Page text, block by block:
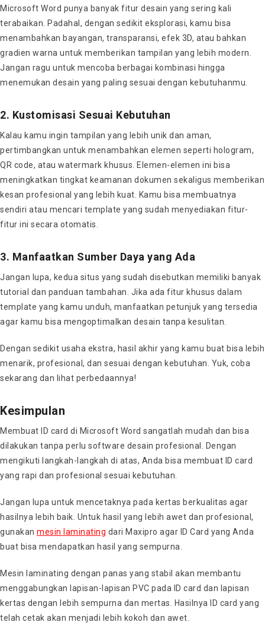
Microsoft Word punya banyak fitur desain yang sering kali
terabaikan. Padahal, dengan sedikit eksplorasi, kamu bisa
menambahkan bayangan, transparansi, efek 3D, atau bahkan
gradien warna untuk memberikan tampilan yang lebih modern.
Jangan ragu untuk mencoba berbagai kombinasi hingga
menemukan desain yang paling sesuai dengan kebutuhanmu.
2. Kustomisasi Sesuai Kebutuhan
Kalau kamu ingin tampilan yang lebih unik dan aman,
pertimbangkan untuk menambahkan elemen seperti hologram,
QR code, atau watermark khusus. Elemen-elemen ini bisa
meningkatkan tingkat keamanan dokumen sekaligus memberikan
kesan profesional yang lebih kuat. Kamu bisa membuatnya
sendiri atau mencari template yang sudah menyediakan fitur-
fitur ini secara otomatis.
3. Manfaatkan Sumber Daya yang Ada
Jangan lupa, kedua situs yang sudah disebutkan memiliki banyak
tutorial dan panduan tambahan. Jika ada fitur khusus dalam
template yang kamu unduh, manfaatkan petunjuk yang tersedia
agar kamu bisa mengoptimalkan desain tanpa kesulitan.
Dengan sedikit usaha ekstra, hasil akhir yang kamu buat bisa lebih
menarik, profesional, dan sesuai dengan kebutuhan. Yuk, coba
sekarang dan lihat perbedaannya!
Kesimpulan
Membuat ID card di Microsoft Word sangatlah mudah dan bisa
dilakukan tanpa perlu software desain profesional. Dengan
mengikuti langkah-langkah di atas, Anda bisa membuat ID card
yang rapi dan profesional sesuai kebutuhan.
Jangan lupa untuk mencetaknya pada kertas berkualitas agar
hasilnya lebih baik. Untuk hasil yang lebih awet dan profesional,
gunakan mesin laminating dari Maxipro agar ID Card yang Anda
buat bisa mendapatkan hasil yang sempurna.
Mesin laminating dengan panas yang stabil akan membantu
menggabungkan lapisan-lapisan PVC pada ID card dan lapisan
kertas dengan lebih sempurna dan mertas. Hasilnya ID card yang
telah cetak akan menjadi lebih kokoh dan awet.